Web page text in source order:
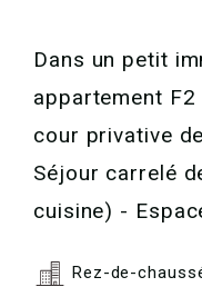
Dans un petit
appartement
cour privative
Séjour carrelé
cuisine) -
Rez-de-